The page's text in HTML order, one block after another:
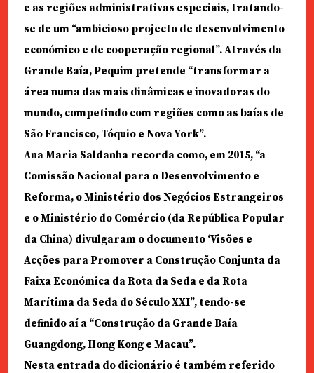
e as regiões administrativas especiais, tratando-
se de um “ambicioso projecto de desenvolvimento
económico e de cooperação regional”. Através da
Grande Baía, Pequim pretende “transformar a
área numa das mais dinâmicas e inovadoras do
mundo, competindo com regiões como as baías de
São Francisco, Tóquio e Nova York”.
Ana Maria Saldanha recorda como, em 2015, “a
Comissão Nacional para o Desenvolvimento e
Reforma, o Ministério dos Negócios Estrangeiros
e o Ministério do Comércio (da República Popular
da China) divulgaram o documento ‘Visões e
Acções para Promover a Construção Conjunta da
Faixa Económica da Rota da Seda e da Rota
Marítima da Seda do Século XXI”, tendo-se
definido aí a “Construção da Grande Baía
Guangdong, Hong Kong e Macau”.
Nesta entrada do dicionário é também referido